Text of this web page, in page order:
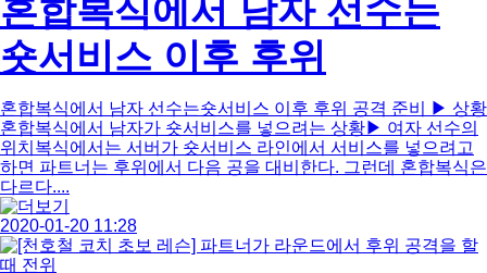
혼합복식에서 남자 선수는
숏서비스 이후 후위
혼합복식에서 남자 선수는숏서비스 이후 후위 공격 준비 ▶ 상황
혼합복식에서 남자가 숏서비스를 넣으려는 상황​▶ 여자 선수의
위치복식에서는 서버가 숏서비스 라인에서 서비스를 넣으려고
하면 파트너는 후위에서 다음 공을 대비한다. 그런데 혼합복식은
다르다....
2020-01-20 11:28